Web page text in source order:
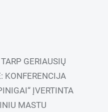
GERIAUSIŲ
KONFERENCIJA
ĮVERTINTA
MASTU